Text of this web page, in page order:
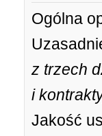
Ogólna
z trzech
i
Jakość